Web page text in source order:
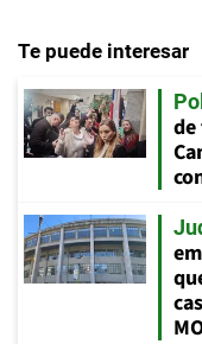
Te puede interesar